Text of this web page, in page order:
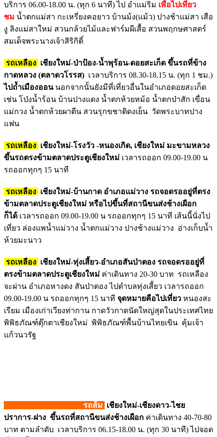
บริการ 06.00-18.00 น. (ทุก 6 นาที) ไป อำแม่ริม เพื่อไปเที่ยว
ชม น้ำตกแม่สา กะเหรี่ยงคอยาว บ้านม้ง(แม้ว) ปางช้าแม่สา เสือ
งู ลิงแม่สาใหม่ สวนกล้วยไม้และฟาร์มผีเสื้อ สวนพฤกษศาสตร์
สมเด็จพระนางเจ้าสิริกิติ์
รถเหลือง เชียงใหม่-ป่าป้อง-น้ำพุร้อน-ดอยสะเก็ด ขึ้นรถที่ข้าง
กาดหลวง (ตลาดวโรรส) เวลาบริการ 08.30-18.15 น. (ทุก 1 ชม.)
ไปถ้ำเมืองออนนอกจากนั้นยังมีที่เที่ยวอื่นในอำเภอดอยสะเก็ด
เช่น โป่งน้ำร้อน บ้านปางแดง น้ำตกห้วยหม้อ น้ำตกป่าสัก เขื่อน
แม่กวง น้ำตกห้วยผาตีน สวนรุกขชาติดงเย็น วัดพระบาทปาง
แฟน
รถเหลือง เชียงใหม่-โรงวัว -หนองเกิด, เชียงใหม่ มะขามหลวง
ขึ้นรถตรงข้ามตลาดประตูเชียงใหม่ เวลารถออก 09.00-19.00 น
รถออกทุกๆ 15 นาที
รถเหลือง เชียงใหม่-บ้านกาด อำเภอแม่วาง รถจอดรออยู่ที่ตรง
ข้ามตลาดประตูเชียงใหม่ หรือไปขึ้นที่สถานีขนส่งช้างเผือก
ก็ได้ เวลารถออก 09.00-19.00 น รถออกทุกๆ 15 นาที เส้นนี้นั่งไป
เที่ยว ล่องแพน้ำแม่วาง น้ำตกแม่วาง ปางช้างแม่วาง อ่างเก็บน้ำ
ห้วยมะนาว
รถเหลือง เชียงใหม่-ทุ่งเสี้ยว-อำเภอสันป่าตอง รถจอดรออยู่ที่
ตรงข้ามตลาดประตูเชียงใหม่ ค่าเดินทาง 20-30 บาท รถเหลือง
จะผ่าน อำเภอหางดง สันป่าตอง ไปตำบลทุ่งเสี้ยว เวลารถออก
09.00-19.00 น รถออกทุกๆ 15 นาที จุดหมายคือไปเที่ยว หนองสะ
เรียม เมืองเก่าเวียงท่ากาน กาดวัวกาดนัดใหญ่สุดในประเทศไทย
พิพิธภัณฑ์ตุ๊กตาเชียงใหม่ พิพิธภัณฑ์พื้นบ้านไทยเขิน คุ้มเจ้า
แก้วนวรัฐ
รถส้ม เชียงใหม่-เชียงดาว-ไชย
ปราการ-ฝาง ขึ้นรถที่สถานีขนส่งช้างเผือก ค่าเดินทาง 40-70-80
บาท ตามลำดับ เวลาบริการ 06.15-18.00 น. (ทุก 30 นาที) ไปจอด